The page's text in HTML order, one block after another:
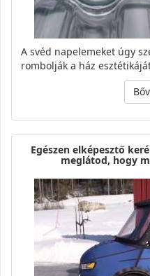
A svéd napelemeket úgy
rombolják a ház
Egészen elképesztő
meglátod, hogy